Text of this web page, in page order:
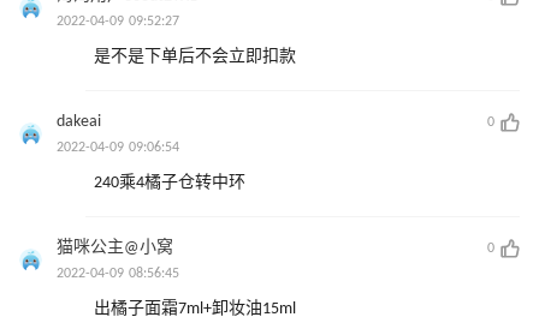
2022-04-09 09:52:27
是不是下单后不会立即扣款
dakeai
0
2022-04-09 09:06:54
240乘4橘子仓转中环
猫咪公主@小窝
0
2022-04-09 08:56:45
出橘子面霜7ml+卸妆油15ml